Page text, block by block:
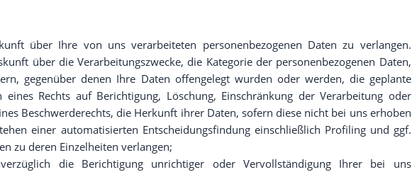
über Ihre von uns verarbeiteten personenbezogenen Daten zu verlangen.
über die Verarbeitungszwecke, die Kategorie der personenbezogenen Daten,
gegenüber denen Ihre Daten offengelegt wurden oder werden, die geplante
eines Rechts auf Berichtigung, Löschung, Einschränkung der Verarbeitung oder
Beschwerderechts, die Herkunft ihrer Daten, sofern diese nicht bei uns erhoben
einer automatisierten Entscheidungsfindung einschließlich Profiling und ggf.
zu deren Einzelheiten verlangen;
die Berichtigung unrichtiger oder Vervollständigung Ihrer bei uns